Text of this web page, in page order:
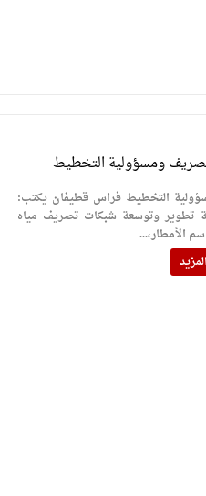
ومسؤولية التخطيط
التخطيط فراس قطيفان يكتب:
تطوير وتوسعة شبكات تصريف مياه
الأمطار،...